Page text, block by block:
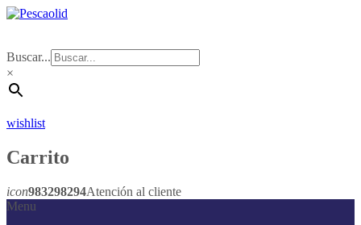
Buscar...
×
wishlist
Carrito
icon983298294Atención al cliente
Menu